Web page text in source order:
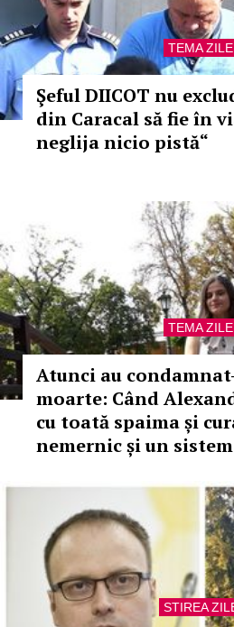
TEMA
Şeful DIICOT nu
din Caracal să fie în
neglija nicio pistă“
TEMA
Atunci au
moarte: Când
cu toată spaima și
nemernic și un
STIREA